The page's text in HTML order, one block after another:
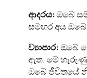
ආදරය:ඔබේ
සමහර අය
ව්‍යාපාර: ඔබේ
ඇත. මේ
ඔබේ ජීවිතයේ